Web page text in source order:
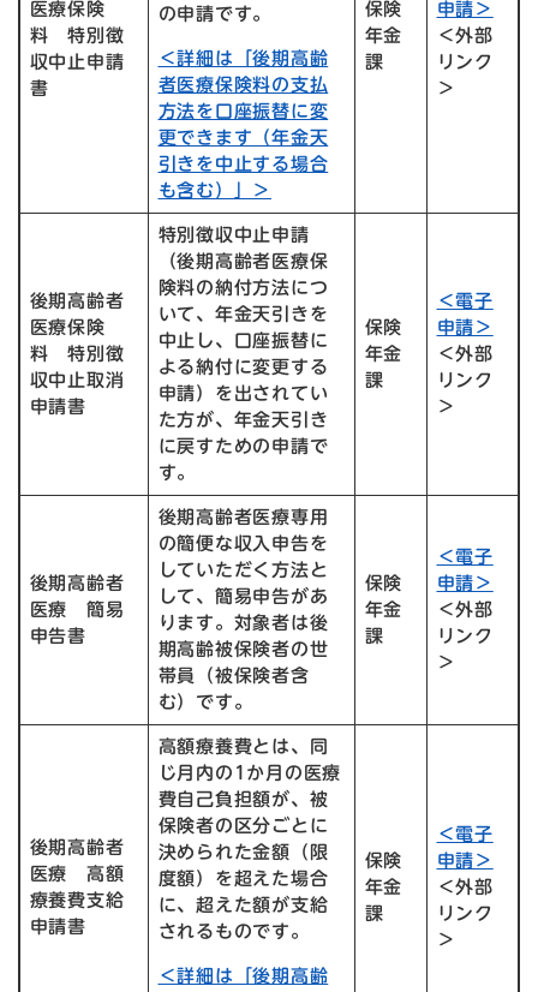
医療保険
料 特別徴
収中止申請
書
の申請です。
＜詳細は「後期高齢
者医療保険料の支払
方法を口座振替に変
更できます（年金天
引きを中止する場合
も含む）」＞
保険
年金
課
申請＞
＜外部
リンク
＞
後期高齢者
医療保険
料 特別徴
収中止取消
申請書
特別徴収中止申請
（後期高齢者医療保
険料の納付方法につ
いて、年金天引きを
中止し、口座振替に
よる納付に変更する
申請）を出されてい
た方が、年金天引き
に戻すための申請で
す。
保険
年金
課
＜電子
申請＞
＜外部
リンク
＞
後期高齢者
医療 簡易
申告書
後期高齢者医療専用
の簡便な収入申告を
していただく方法と
して、簡易申告があ
ります。対象者は後
期高齢被保険者の世
帯員（被保険者含
む）です。
保険
年金
課
＜電子
申請＞
＜外部
リンク
＞
後期高齢者
医療 高額
療養費支給
申請書
高額療養費とは、同
じ月内の1か月の医療
費自己負担額が、被
保険者の区分ごとに
決められた金額（限
度額）を超えた場合
に、超えた額が支給
されるものです。
＜詳細は「後期高齢
保険
年金
課
＜電子
申請＞
＜外部
リンク
＞